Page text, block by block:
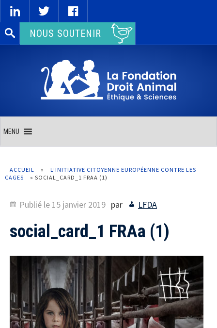
Rechercher :NOUS SOUTENIR
MENU
ACCUEIL »
L’INITIATIVE CITOYENNE EUROPÉENNE CONTRE LES
CAGES
» SOCIAL_CARD_1 FRAA (1)
Publié le 15 janvier 2019 par LFDA
social_card_1 FRAa (1)